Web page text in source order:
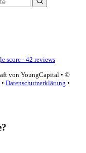
score - 42 reviews
von YoungCapital • ©
• Datenschutzerklärung •